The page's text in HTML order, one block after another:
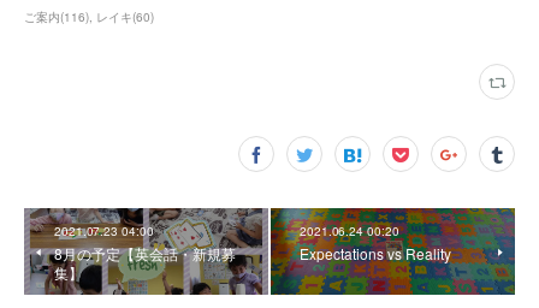
ご案内(116) レイキ(60)
2021.07.23 04:00
8月の予定【英会話・新規募
集】
2021.06.24 00:20
Expectations vs Reality